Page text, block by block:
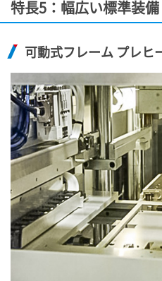
特長5：幅広い標準装備
可動式フレーム プレヒ